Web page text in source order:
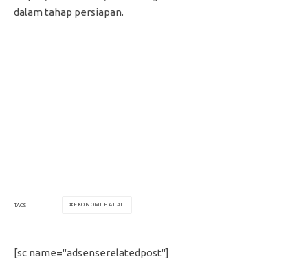
dalam tahap persiapan.
TAGS EKONOMI HALAL
[sc name="adsenserelatedpost"]